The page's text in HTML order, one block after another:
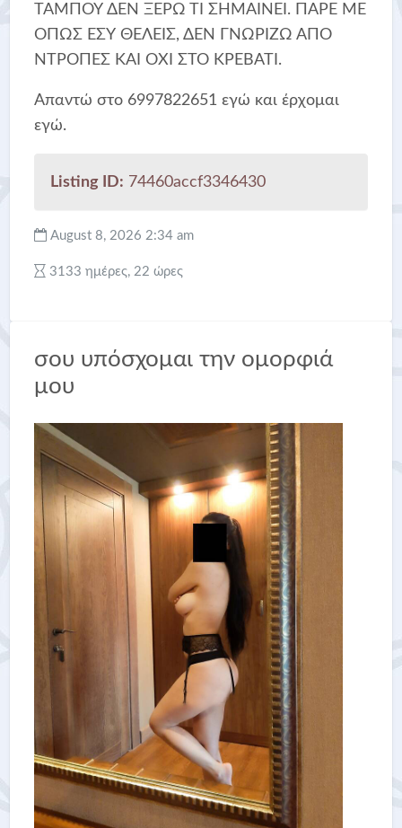
ΤΑΜΠΟΥ ΔΕΝ ΞΕΡΩ ΤΙ ΣΗΜΑΙΝΕΙ. ΠΑΡΕ ΜΕ
ΟΠΩΣ ΕΣΥ ΘΕΛΕΙΣ, ΔΕΝ ΓΝΩΡΙΖΩ ΑΠΟ
ΝΤΡΟΠΕΣ ΚΑΙ ΟΧΙ ΣΤΟ ΚΡΕΒΑΤΙ.
Απαντώ στο 6997822651 εγώ και έρχομαι
εγώ.
Listing ID: 74460accf3346430
August 8, 2026 2:34 am
3133 ημέρες, 22 ώρες
σου υπόσχομαι την ομορφιά
μου